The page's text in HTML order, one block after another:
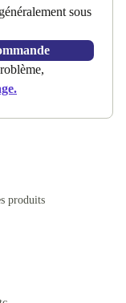
sous
produits